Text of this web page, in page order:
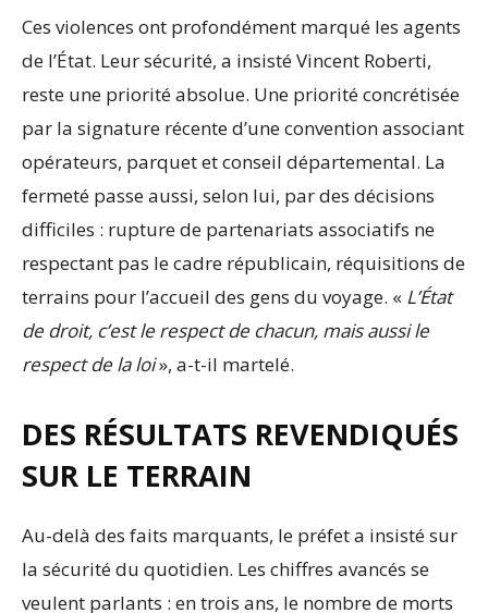
Ces violences ont profondément marqué les agents
de l’État. Leur sécurité, a insisté Vincent Roberti,
reste une priorité absolue. Une priorité concrétisée
par la signature récente d’une convention associant
opérateurs, parquet et conseil départemental. La
fermeté passe aussi, selon lui, par des décisions
difficiles : rupture de partenariats associatifs ne
respectant pas le cadre républicain, réquisitions de
terrains pour l’accueil des gens du voyage. « L’État
de droit, c’est le respect de chacun, mais aussi le
respect de la loi», a-t-il martelé.
DES RÉSULTATS REVENDIQUÉS
SUR LE TERRAIN
Au-delà des faits marquants, le préfet a insisté sur
la sécurité du quotidien. Les chiffres avancés se
veulent parlants : en trois ans, le nombre de morts